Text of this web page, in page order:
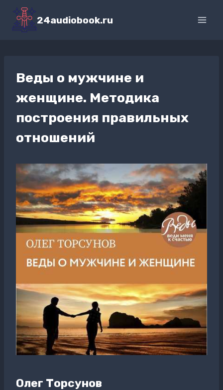
Перейти
содержимому
24audiobook.ru
Веды о мужчине и
женщине. Методика
построения правильных
отношений
Олег Торсунов